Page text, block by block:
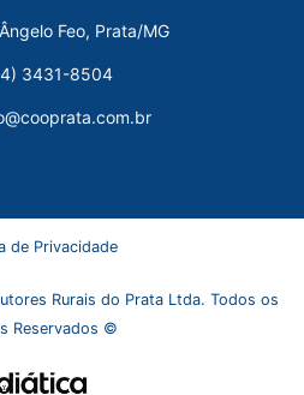
Feo, Prata/MG
3431-8504
de Privacidade
Rurais do Prata Ltda. Todos os
Reservados ©